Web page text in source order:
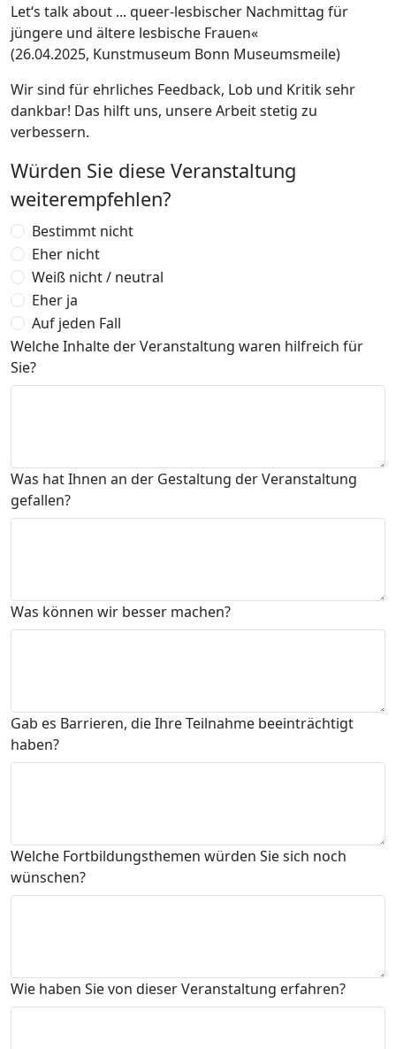
Let‘s talk about ... queer-lesbischer Nachmittag für
jüngere und ältere lesbische Frauen«
(26.04.2025, Kunstmuseum Bonn Museumsmeile)
Wir sind für ehrliches Feedback, Lob und Kritik sehr
dankbar! Das hilft uns, unsere Arbeit stetig zu
verbessern.
Würden Sie diese Veranstaltung
weiterempfehlen?
Bestimmt nicht
Eher nicht
Weiß nicht / neutral
Eher ja
Auf jeden Fall
Welche Inhalte der Veranstaltung waren hilfreich für
Sie?
Was hat Ihnen an der Gestaltung der Veranstaltung
gefallen?
Was können wir besser machen?
Gab es Barrieren, die Ihre Teilnahme beeinträchtigt
haben?
Welche Fortbildungsthemen würden Sie sich noch
wünschen?
Wie haben Sie von dieser Veranstaltung erfahren?